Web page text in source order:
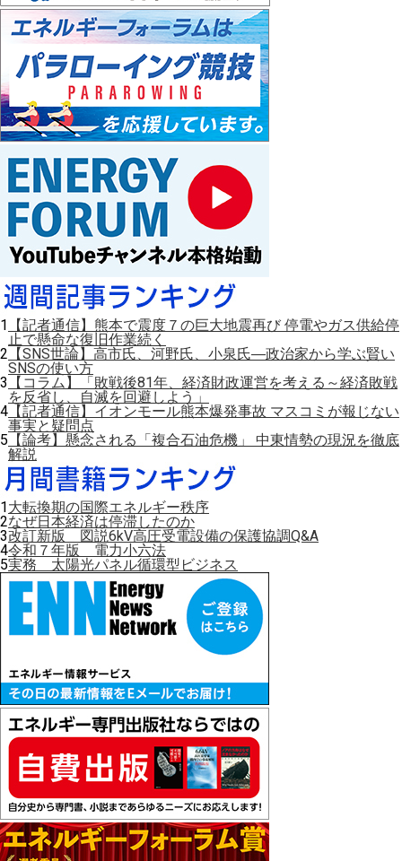
1
【記者通信】熊本で震度７の巨大地震再び 停電やガス供給停
止で懸命な復旧作業続く
2 【SNS世論】高市氏、河野氏、小泉氏―政治家から学ぶ賢い
SNSの使い方
3
【コラム】「敗戦後81年、経済財政運営を考える～経済敗戦
を反省し、自滅を回避しよう」
4 【記者通信】イオンモール熊本爆発事故 マスコミが報じない
事実と疑問点
5 【論考】懸念される「複合石油危機」 中東情勢の現況を徹底
解説
1大転換期の国際エネルギー秩序
2なぜ日本経済は停滞したのか
3改訂新版 図説6kV高圧受電設備の保護協調Q&A
4令和７年版 電力小六法
5実務 太陽光パネル循環型ビジネス